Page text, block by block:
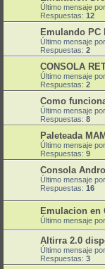
Último mensaje por
Respuestas: 12
Emulando PC
Último mensaje por
Respuestas: 2
CONSOLA
Último mensaje por
Respuestas: 2
Como
Último mensaje por
Respuestas: 8
Paleteada
Último mensaje por
Respuestas: 9
Consola
Último mensaje por
Respuestas: 16
Emulacion en
Último mensaje por
Altirra 2.0
Último mensaje por
Respuestas: 3